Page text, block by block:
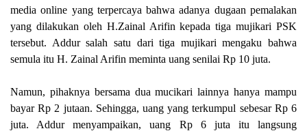
media online yang terpercaya bahwa adanya dugaan pemalakan
yang dilakukan oleh H.Zainal Arifin kepada tiga mujikari PSK
tersebut. Addur salah satu dari tiga mujikari mengaku bahwa
semula itu H. Zainal Arifin meminta uang senilai Rp 10 juta.
Namun, pihaknya bersama dua mucikari lainnya hanya mampu
bayar Rp 2 jutaan. Sehingga, uang yang terkumpul sebesar Rp 6
juta. Addur menyampaikan, uang Rp 6 juta itu langsung